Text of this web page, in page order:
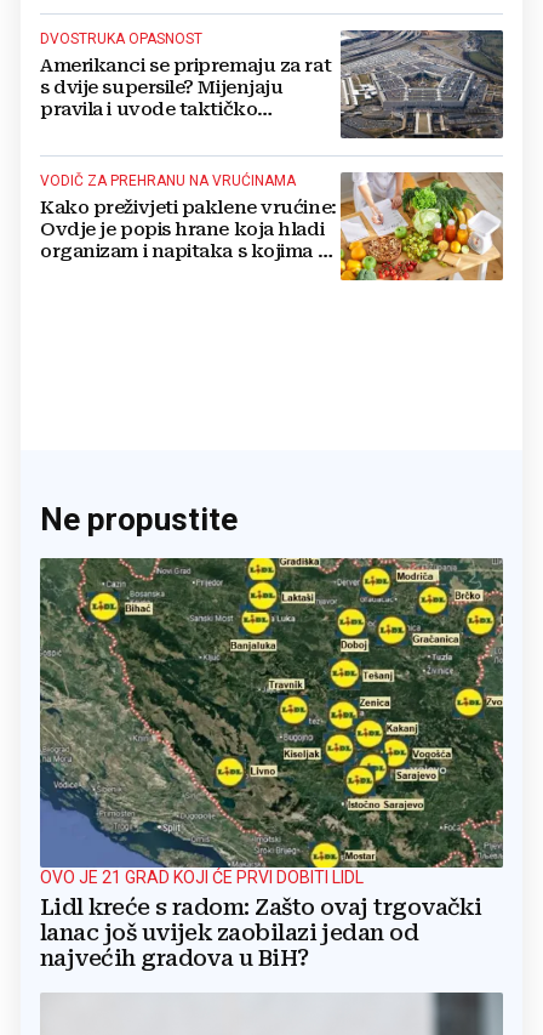
DVOSTRUKA OPASNOST
Amerikanci se pripremaju za rat
s dvije supersile? Mijenjaju
pravila i uvode taktičko
VODIČ ZA PREHRANU NA VRUĆINAMA
Kako preživjeti paklene vrućine:
Ovdje je popis hrane koja hladi
organizam i napitaka s kojima si
Ne propustite
OVO JE 21 GRAD KOJI ĆE PRVI DOBITI LIDL
Lidl kreće s radom: Zašto ovaj trgovački
lanac još uvijek zaobilazi jedan od
najvećih gradova u BiH?